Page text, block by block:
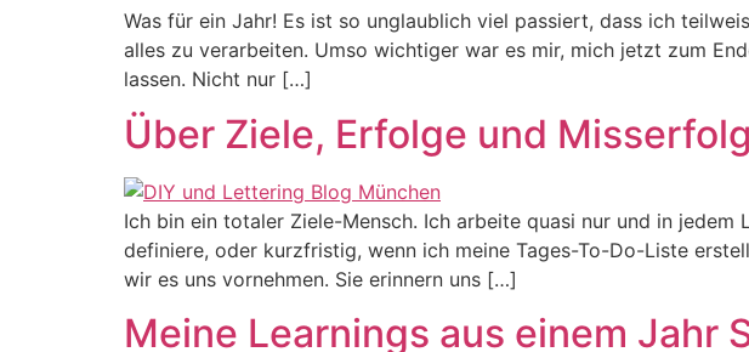
Was für ein Jahr! Es ist so unglaublich viel passiert, dass ich
alles zu verarbeiten. Umso wichtiger war es mir, mich jetzt zum
lassen. Nicht nur […]
Über Ziele, Erfolge und
Ich bin ein totaler Ziele-Mensch. Ich arbeite quasi nur und in
definiere, oder kurzfristig, wenn ich meine Tages-To-Do-Liste
wir es uns vornehmen. Sie erinnern uns […]
Meine Learnings aus einem Jahr